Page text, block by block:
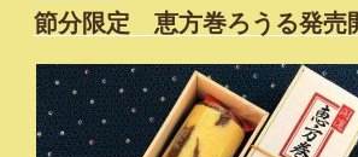
稿
日:
節分限定 恵方巻ろうる発売